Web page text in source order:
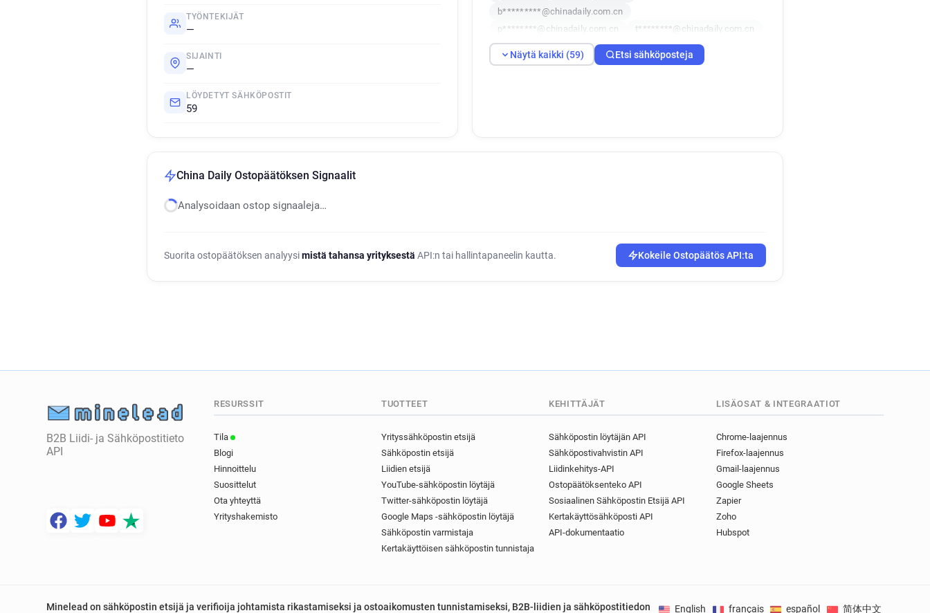
TYÖNTEKIJÄT
—
SIJAINTI
—
LÖYDETYT SÄHKÖPOSTIT
59
b*********@chinadaily.com.cn
p********@chinadaily.com.cn
t********@chinadaily.com.cn
p*******@chinadaily.com.cn
f******@chinadaily.com.cn
p***********@chinadaily.com.cn
v**********@chinadaily.com.cn
a********@chinadaily.com.cn
k***********@chinadaily.com.cn
a**********@chinadaily.com.cn
u*******@chinadaily.com.cn
w*******@chinadaily.com.cn
g*****@chinadaily.com.cn
i*****@chinadaily.com.cn
j***********@chinadaily.com.cn
i*********@chinadaily.com.cn
g**********@chinadaily.com.cn
Näytä kaikki (59) Etsi sähköposteja
China Daily Ostopäätöksen Signaalit
Analysoidaan ostop signaaleja…
Suorita ostopäätöksen analyysimistä tahansa yrityksestä API:n tai hallintapaneelin kautta. Kokeile Ostopäätös API:ta
B2B Liidi- ja Sähköpostitieto
API
RESURSSIT
Tila
Blogi
Hinnoittelu
Suosittelut
Ota yhteyttä
Yrityshakemisto
TUOTTEET
Yrityssähköpostin etsijä
Sähköpostin etsijä
Liidien etsijä
YouTube-sähköpostin löytäjä
Twitter-sähköpostin löytäjä
Google Maps -sähköpostin löytäjä
Sähköpostin varmistaja
Kertakäyttöisen sähköpostin tunnistaja
KEHITTÄJÄT
Sähköpostin löytäjän API
Sähköpostivahvistin API
Liidinkehitys-API
Ostopäätöksenteko API
Sosiaalinen Sähköpostin Etsijä API
Kertakäyttösähköposti API
API-dokumentaatio
LISÄOSAT & INTEGRAATIOT
Chrome-laajennus
Firefox-laajennus
Gmail-laajennus
Google Sheets
Zapier
Zoho
Hubspot
Minelead on sähköpostin etsijä ja verifioija johtamista rikastamiseksi ja ostoaikomusten tunnistamiseksi, B2B-liidien ja sähköpostitiedon
English français español 简体中文